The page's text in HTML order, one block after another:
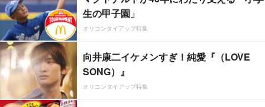
生の甲子園」
オリコンタイアップ特集
向井康二イケメンすぎ！純愛『（LOVE
SONG）』
オリコンタイアップ特集